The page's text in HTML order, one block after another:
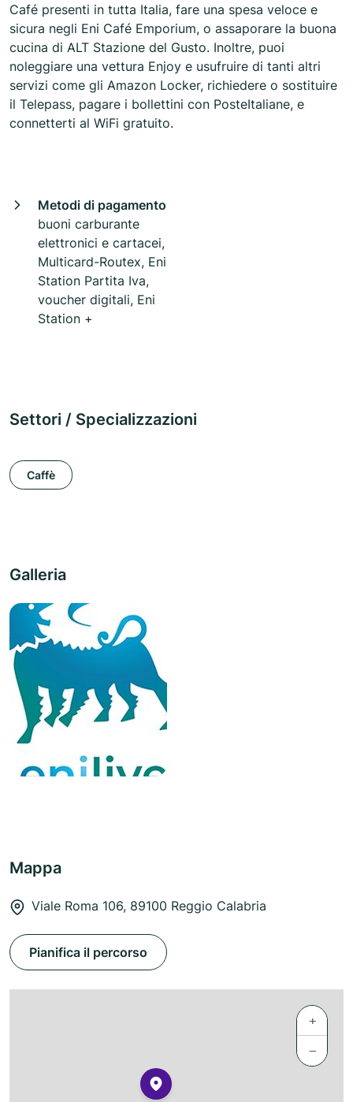
Café presenti in tutta Italia, fare una spesa veloce e
sicura negli Eni Café Emporium, o assaporare la buona
cucina di ALT Stazione del Gusto. Inoltre, puoi
noleggiare una vettura Enjoy e usufruire di tanti altri
servizi come gli Amazon Locker, richiedere o sostituire
il Telepass, pagare i bollettini con PosteItaliane, e
connetterti al WiFi gratuito.
Metodi di pagamento
buoni carburante
elettronici e cartacei,
Multicard-Routex, Eni
Station Partita Iva,
voucher digitali, Eni
Station +
Settori / Specializzazioni
Caffè
Galleria
Mappa
Viale Roma 106, 89100 Reggio Calabria
Pianifica il percorso
+
−